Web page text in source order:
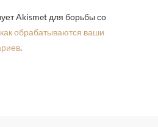
Akismet для борьбы со
обрабатываются ваши
.